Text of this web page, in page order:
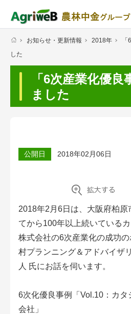
マイページ
プレミアムサー
プレミアムサー
挑戦者たちの奮
会員限定コンテ
会員登録無料
AgriweBダイレ
お知らせ・更新情報 2018年
した
「6次産業化優
ました
公開日 2018年02月06日
2018年2月6日は、大阪府柏原
てから100年以上続いている
株式会社の6次産業化の成功
村プランニング＆アドバイ
人 氏にお話を伺います。
6次化優良事例「Vol.10：カ
会社」